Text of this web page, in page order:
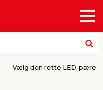
Menu
Vælg den rette LED-pære